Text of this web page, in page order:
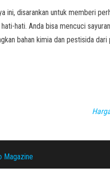
disarankan untuk memberi
hati. Anda bisa mencuci
bahan kimia dan pestisida dari
Magazine